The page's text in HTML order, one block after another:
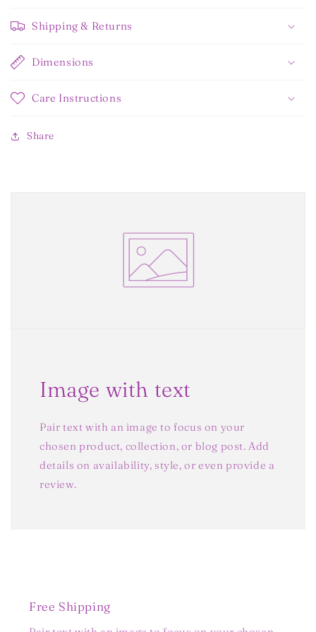
Shipping & Returns
Dimensions
Care Instructions
Share
Image with text
Pair text with an image to focus on your
chosen product, collection, or blog post. Add
details on availability, style, or even provide a
review.
Free Shipping